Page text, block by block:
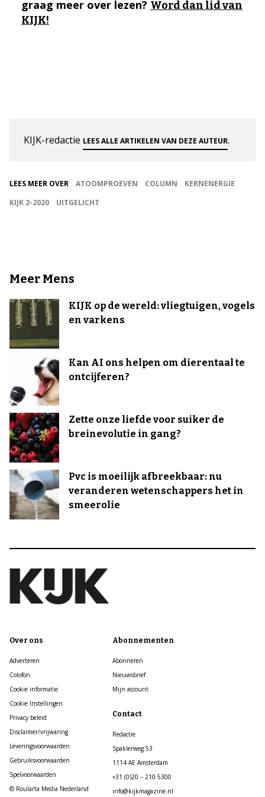
graag meer over lezen? Word dan lid van
KIJK!
KIJK-redactie LEES ALLE ARTIKELEN VAN DEZE AUTEUR.
LEES MEER OVER ATOOMPROEVEN COLUMN
KERNENERGIE
KIJK 2-2020
UITGELICHT
Meer Mens
KIJK op de wereld: vliegtuigen, vogels
en varkens
Kan AI ons helpen om dierentaal te
ontcijferen?
Zette onze liefde voor suiker de
breinevolutie in gang?
Pvc is moeilijk afbreekbaar: nu
veranderen wetenschappers het in
smeerolie
Over ons
Adverteren
Colofon
Cookie informatie
Cookie Instellingen
Privacy beleid
Disclaimer/vrijwaring
Leveringsvoorwaarden
Gebruiksvoorwaarden
Spelvoorwaarden
© Roularta Media Nederland
Abonnementen
Abonneren
Nieuwsbrief
Mijn account
Contact
Redactie
Spaklerweg 53
1114 AE Amsterdam
+31 (0)20 – 210 5300
info@kijkmagazine.nl